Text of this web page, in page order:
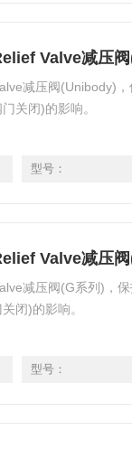
Valve减压
减压阀(Unibody)
关闭)的影响。
型号：
Valve减压阀
减压阀(G系列)，
闭)的影响。
型号：